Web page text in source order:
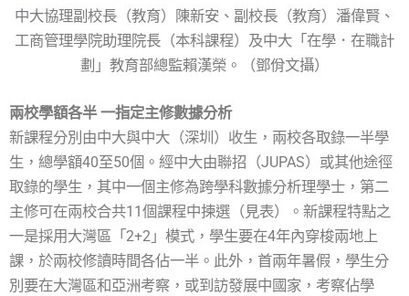
中大協理副校長（教育）陳新安、副校長（教育）潘偉賢、
工商管理學院助理院長（本科課程）及中大「在學．在職計
劃」教育部總監賴漢榮。（鄧佾文攝）
兩校學額各半 一指定主修數據分析
新課程分別由中大與中大（深圳）收生，兩校各取錄一半學
生，總學額40至50個。經中大由聯招（JUPAS）或其他途徑
取錄的學生，其中一個主修為跨學科數據分析理學士，第二
主修可在兩校合共11個課程中揀選（見表）。新課程特點之
一是採用大灣區「2+2」模式，學生要在4年內穿梭兩地上
課，於兩校修讀時間各佔一半。此外，首兩年暑假，學生分
別要在大灣區和亞洲考察，或到訪發展中國家，考察佔學